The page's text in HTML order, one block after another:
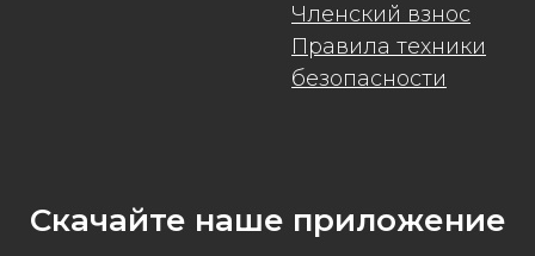
Членский взнос
Правила техники
безопасности
Скачайте наше приложение